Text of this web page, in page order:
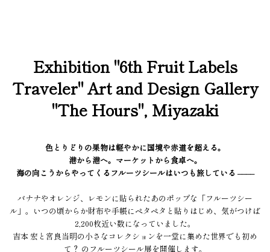
Exhibition "6th Fruit Labels
Traveler" Art and Design Gallery
"The Hours", Miyazaki
色とりどりの果物は軽やかに国境や赤道を超える。
港から港へ。マーケットから食卓へ。
海の向こうからやってくるフルーツシールはいつも旅している ––––
バナナやオレンジ、レモンに貼られたあのポップな「フルーツシー
ル」。いつの頃からか財布や手帳にペタペタと貼りはじめ、気がつけば
2,200枚近い数になっていました。
吉本 宏と宮良当明の小さなコレクションを一堂に集めた世界でも初め
て？ のフルーツシール展を開催します。